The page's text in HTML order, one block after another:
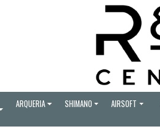
ARQUERIA SHIMANO AIRSOFT